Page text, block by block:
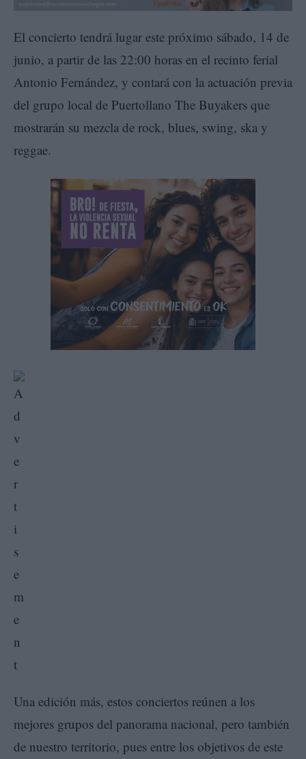
El concierto tendrá lugar este próximo sábado, 14 de
junio, a partir de las 22:00 horas en el recinto ferial
Antonio Fernández, y contará con la actuación previa
del grupo local de Puertollano The Buyakers que
mostrarán su mezcla de rock, blues, swing, ska y
reggae.
Una edición más, estos conciertos reúnen a los
mejores grupos del panorama nacional, pero también
de nuestro territorio, pues entre los objetivos de este